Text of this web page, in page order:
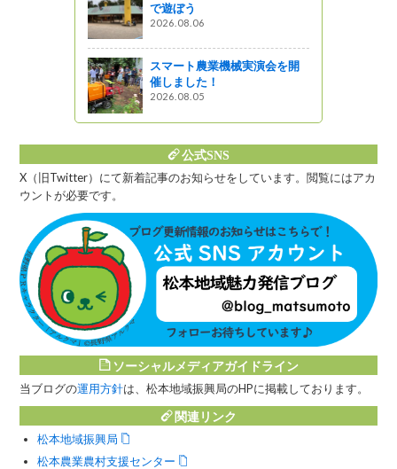
で遊ぼう
2026.08.06
スマート農業機械実演会を開
催しました！
2026.08.05
公式SNS
X（旧Twitter）にて新着記事のお知らせをしています。閲覧にはアカ
ウントが必要です。
ソーシャルメディアガイドライン
当ブログの運用方針は、松本地域振興局のHPに掲載しております。
関連リンク
松本地域振興局
松本農業農村支援センター